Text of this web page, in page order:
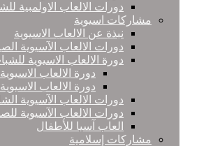
دورات الالعاب الاولمبية
مشاركات اسيوية
نبذة عن الالعاب الاسيوية
دورات الالعاب الآسيوية
دورة الالعاب الاسيوية
دورة الالعاب
دورة الالعاب
دورات الالعاب الآسيوية
دورات الالعاب الآسيوية
العاب آسيا للأطفال
مشاركات إسلامية